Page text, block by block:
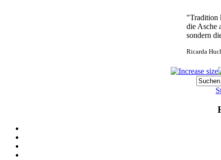
"Tradition
die Asche
sondern
Ricarda